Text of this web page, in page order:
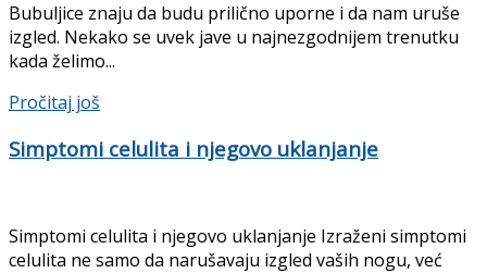
Bubuljice znaju da budu prilično uporne i da nam uruše
izgled. Nekako se uvek jave u najnezgodnijem trenutku
kada želimo...
Pročitaj još
Simptomi celulita i njegovo uklanjanje
Simptomi celulita i njegovo uklanjanje Izraženi simptomi
celulita ne samo da narušavaju izgled vaših nogu, već